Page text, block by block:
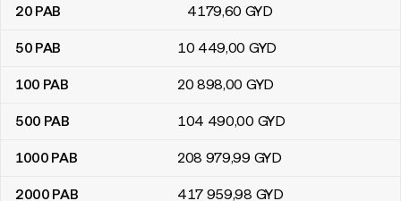
20 PAB 4179,60 GYD
50 PAB 10 449,00 GYD
100 PAB 20 898,00 GYD
500 PAB 104 490,00 GYD
1000 PAB 208 979,99 GYD
2000 PAB 417 959,98 GYD